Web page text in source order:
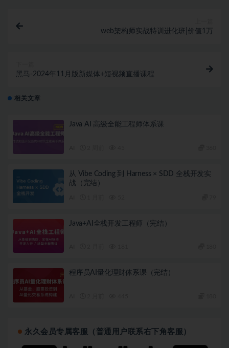
web架构师实战特训进化班|价值1万
黑马-2024年11月版新媒体+短视频直播课程
相关文章
Java AI 高级全能工程师体系课
从 Vibe Coding 到 Harness × SDD 全栈开发实
战（完结）
Java+AI全栈开发工程师（完结）
程序员AI量化理财体系课（完结）
永久会员专属客服（普通用户联系右下角客服）